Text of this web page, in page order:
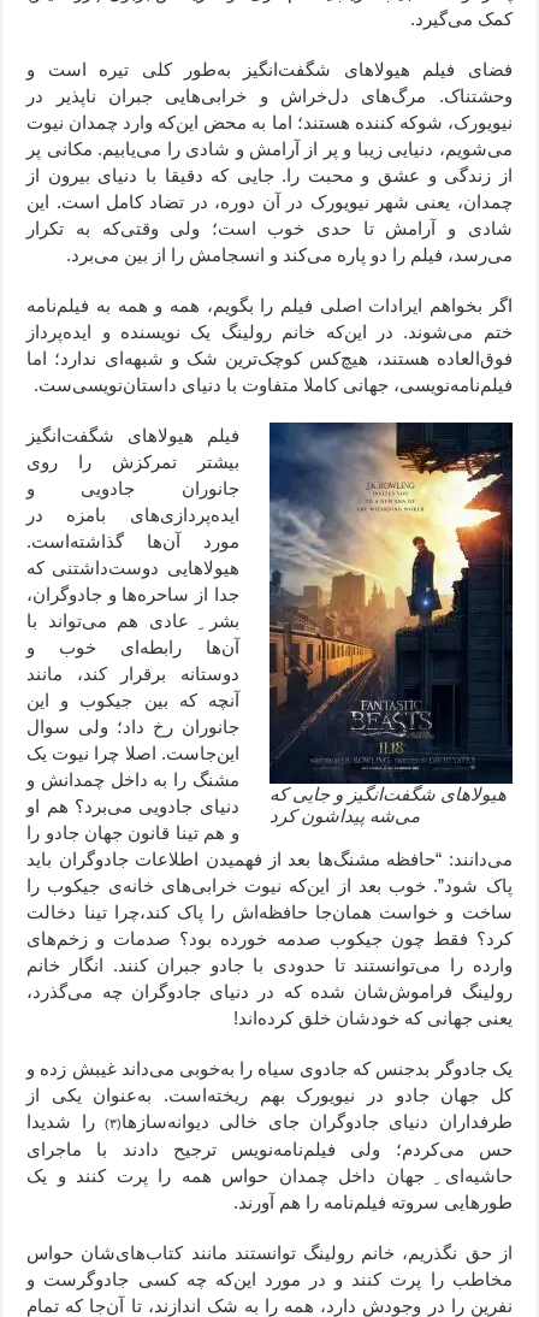
کمک می‌گیرد.
فضای فیلم هیولاهای شگفت‌انگیز به‌طور کلی تیره است و
وحشتناک. مرگ‌های دل‌خراش و خرابی‌هایی جبران ناپذیر در
نیویورک، شوکه کننده هستند؛ اما به محض این‌که وارد چمدان نیوت
می‌شویم، دنیایی زیبا و پر از آرامش و شادی را می‌یابیم. مکانی پر
از زندگی و عشق و محبت را. جایی که دقیقا با دنیای بیرون از
چمدان، یعنی شهر نیویورک در آن دوره، در تضاد کامل است. این
شادی و آرامش تا حدی خوب است؛ ولی وقتی‌که به تکرار
می‌رسد، فیلم را دو پاره می‌کند و انسجامش را از بین می‌برد.
اگر بخواهم ایرادات اصلی فیلم را بگویم، همه و همه به فیلم‌نامه
ختم می‌شوند. در این‌که خانم رولینگ یک نویسنده و ایده‌پرداز
فوق‌العاده هستند، هیچ‌کس کوچک‌ترین شک و شبهه‌ای ندارد؛ اما
فیلم‌نامه‌نویسی، جهانی کاملا متفاوت با دنیای داستان‌نویسی‌ست.
هیولاهای شگفت‌انگیز و جایی که
می‌شه پیداشون کرد
فیلم هیولاهای شگفت‌انگیز
بیشتر تمرکزش را روی
جانوران جادویی و
ایده‌پردازی‌های بامزه در
مورد آن‌ها گذاشته‌است.
هیولاهایی دوست‌داشتنی که
جدا از ساحره‌ها و جادوگران،
بشر ِ‌ عادی هم می‌تواند با
آن‌ها رابطه‌ای خوب و
دوستانه برقرار کند، مانند
آنچه که بین جیکوب و این
جانوران رخ داد؛ ولی سوال
این‌جاست. اصلا چرا نیوت یک
مشنگ را به داخل چمدانش و
دنیای جادویی می‌برد؟ هم او
و هم تینا قانون جهان جادو را
می‌دانند: “حافظه مشنگ‌ها بعد از فهمیدن اطلاعات جادوگران باید
پاک شود”. خوب بعد از این‌‌که نیوت خرابی‌های خانه‌‌ی جیکوب را
ساخت و خواست همان‌جا حافظه‌‌اش را پاک کند،‌چرا تینا دخالت
کرد؟ فقط چون جیکوب صدمه خورده بود؟ صدمات و زخم‌های
وارده را می‌توانستند تا حدودی با جادو جبران کنند. انگار خانم
رولینگ فراموش‌شان شده که در دنیای جادوگران چه می‌گذرد،
یعنی جهانی که خودشان خلق کرده‌اند!
یک جادوگر بدجنس که جادوی سیاه را به‌خوبی می‌داند غیبش زده و
کل جهان جادو در نیویورک بهم ریخته‌است. به‌عنوان یکی از
طرفداران دنیای جادوگران جای خالی دیوانه‌سازها(۳)
را شدیدا
حس می‌کردم؛ ولی فیلم‌نامه‌نویس ترجیح دادند با ماجرای
حاشیه‌ای ِ جهان داخل چمدان حواس همه را پرت کنند و یک‌
طورهایی سروته فیلم‌نامه را هم آورند.
از حق نگذریم، خانم رولینگ توانستند مانند کتاب‌های‌شان حواس
مخاطب را پرت کنند و در مورد این‌که چه کسی جادوگرست و
نفرین را در وجودش دارد، همه را به شک اندازند، تا آن‌جا که تمام